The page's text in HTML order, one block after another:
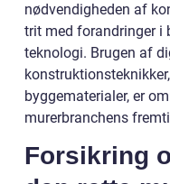
nødvendigheden af
trit med forandringer i
teknologi. Brugen af
byggematerialer, er
murerbranchens
Forsikring